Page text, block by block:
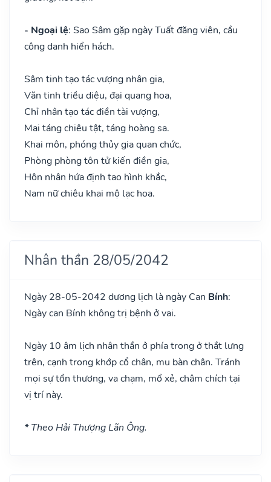
- Ngoại lệ: Sao Sâm gặp ngày Tuất đăng viên, cầu
công danh hiển hách.
Sâm tinh tạo tác vượng nhân gia,
Văn tinh triều diệu, đại quang hoa,
Chỉ nhân tạo tác điền tài vượng,
Mai táng chiêu tật, táng hoàng sa.
Khai môn, phóng thủy gia quan chức,
Phòng phòng tôn tử kiến điền gia,
Hôn nhân hứa định tao hình khắc,
Nam nữ chiêu khai mộ lạc hoa.
Nhân thần 28/05/2042
Ngày 28-05-2042 dương lịch là ngày Can Bính:
Ngày can Bính không trị bệnh ở vai.
Ngày 10 âm lịch nhân thần ở phía trong ở thắt lưng
trên, cạnh trong khớp cổ chân, mu bàn chân. Tránh
mọi sự tổn thương, va chạm, mổ xẻ, châm chích tại
vị trí này.
* Theo Hải Thượng Lãn Ông.